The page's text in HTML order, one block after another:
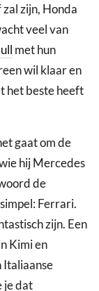
zijn, Honda
veel van
met hun
wil klaar en
het beste heeft
gaat om de
hij Mercedes
de
Ferrari.
zijn. Een
Kimi en
Italiaanse
je dat